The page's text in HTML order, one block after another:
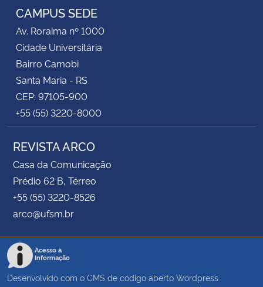
CAMPUS SEDE
Av. Roraima nº 1000
Cidade Universitária
Bairro Camobi
Santa Maria - RS
CEP: 97105-900
+55 (55) 3220-8000
REVISTA ARCO
Casa da Comunicação
Prédio 62 B, Térreo
+55 (55) 3220-8526
arco@ufsm.br
Acesso à
Informação
Desenvolvido com o CMS de código aberto Wordpress